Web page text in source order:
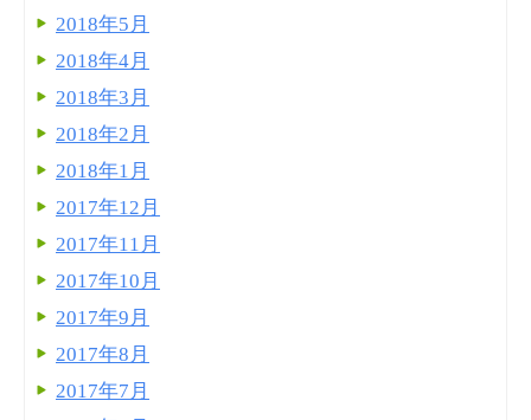
2018年5月
2018年4月
2018年3月
2018年2月
2018年1月
2017年12月
2017年11月
2017年10月
2017年9月
2017年8月
2017年7月